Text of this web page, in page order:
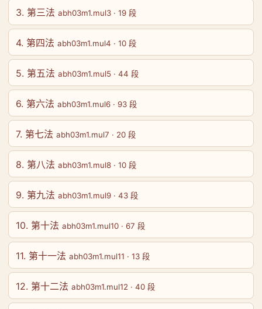
3. 第三法 abh03m1.mul3 · 19 段
4. 第四法 abh03m1.mul4 · 10 段
5. 第五法 abh03m1.mul5 · 44 段
6. 第六法 abh03m1.mul6 · 93 段
7. 第七法 abh03m1.mul7 · 20 段
8. 第八法 abh03m1.mul8 · 10 段
9. 第九法 abh03m1.mul9 · 43 段
10. 第十法 abh03m1.mul10 · 67 段
11. 第十一法 abh03m1.mul11 · 13 段
12. 第十二法 abh03m1.mul12 · 40 段